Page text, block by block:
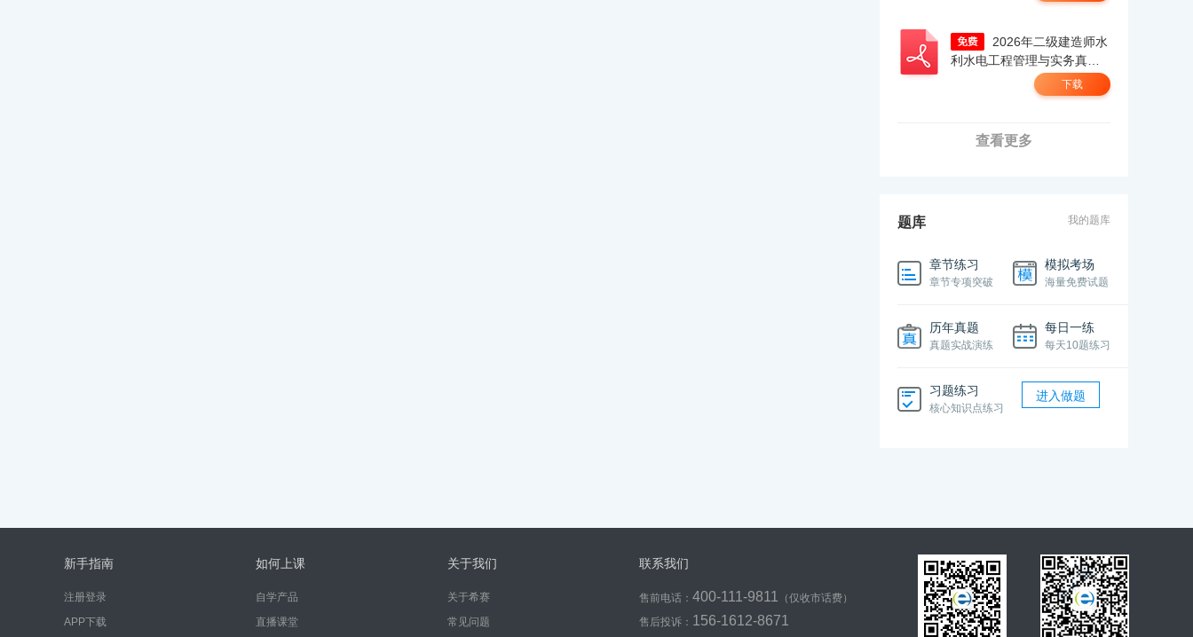
利水电工程管理与实务真题
答案及解析（考生回忆
下载
查看更多
题库 我的题库
章节练习
章节专项突破
模拟考场
海量免费试题
历年真题
真题实战演练
每日一练
每天10题练习
习题练习
核心知识点练习
进入做题
新手指南
注册登录
APP下载
如何上课
自学产品
直播课堂
关于我们
关于希赛
常见问题
联系我们
售前电话： 400-111-9811
（仅收市话费）
售后投诉： 156-1612-8671